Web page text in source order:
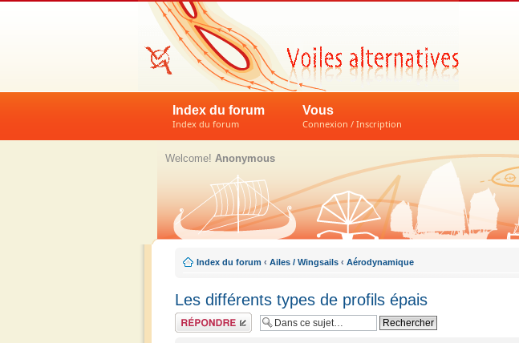
Index du forum
Index du forum
Vous
Connexion / Inscription
Welcome! Anonymous
Index du forum ‹ Ailes / Wingsails ‹ Aérodynamique
Les différents types de profils épais
Répondre